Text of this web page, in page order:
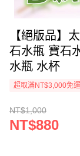
【絕版品】
石水甁 寶石
水瓶 水杯
超取滿NT$3,000免運
NT$1,000
NT$880